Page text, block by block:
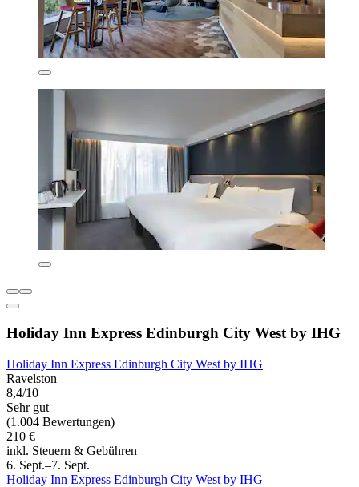
Holiday Inn Express Edinburgh City West by IHG
Holiday Inn Express Edinburgh City West by IHG
Ravelston
8,4/10
Sehr gut
(1.004 Bewertungen)
210 €
inkl. Steuern & Gebühren
6. Sept.–7. Sept.
Holiday Inn Express Edinburgh City West by IHG